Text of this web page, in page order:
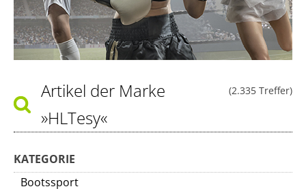
(2.335 Treffer)
Artikel der Marke
»HLTesy«
KATEGORIE
Bootssport